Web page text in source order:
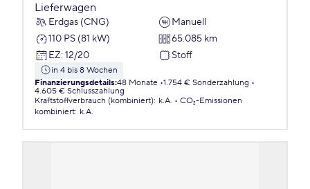
Lieferwagen
Erdgas (CNG)
Manuell
110 PS (81 kW)
65.085 km
EZ: 12/20 Stoff
in 4 bis 8 Wochen
Finanzierungsdetails:48 Monate 1.754 € Sonderzahlung
4.605 € Schlusszahlung
Kraftstoffverbrauch (kombiniert): k.A.
CO₂-Emissionen
kombiniert: k.A.